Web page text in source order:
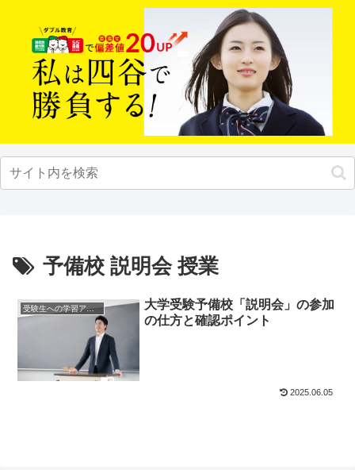
予備校 説明会 授業
受験生への学習アドバイス
大学受験予備校「説明会」の参加
の仕方と確認ポイント
2025.06.05